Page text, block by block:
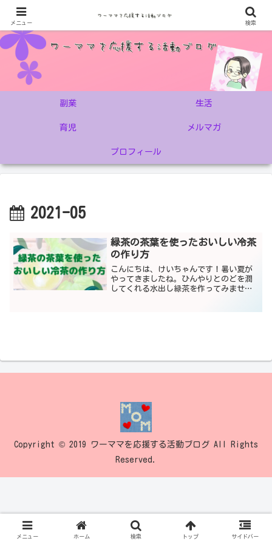
副業 生活
育児 メルマガ
プロフィール
2021-05
緑茶の茶葉を使ったおいしい冷茶
の作り方
こんにちは、けいちゃんです！暑い夏が
やってきましたね。ひんやりとのどを潤
してくれる水出し緑茶を作ってみません
Copyright © 2019 ワーママを応援する活動ブログ All Rights
Reserved.
メニュー 検索
メニュー ホーム 検索 トップ サイドバー